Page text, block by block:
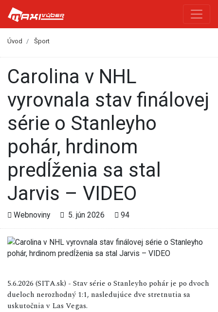
Úvod Šport
Carolina v NHL
vyrovnala stav finálovej
série o Stanleyho
pohár, hrdinom
predĺženia sa stal
Jarvis – VIDEO
Webnoviny 5. jún 2026 94
5.6.2026 (SITA.sk) - Stav série o Stanleyho pohár je po dvoch
dueloch nerozhodný 1:1, nasledujúce dve stretnutia sa
uskutočnia v Las Vegas.